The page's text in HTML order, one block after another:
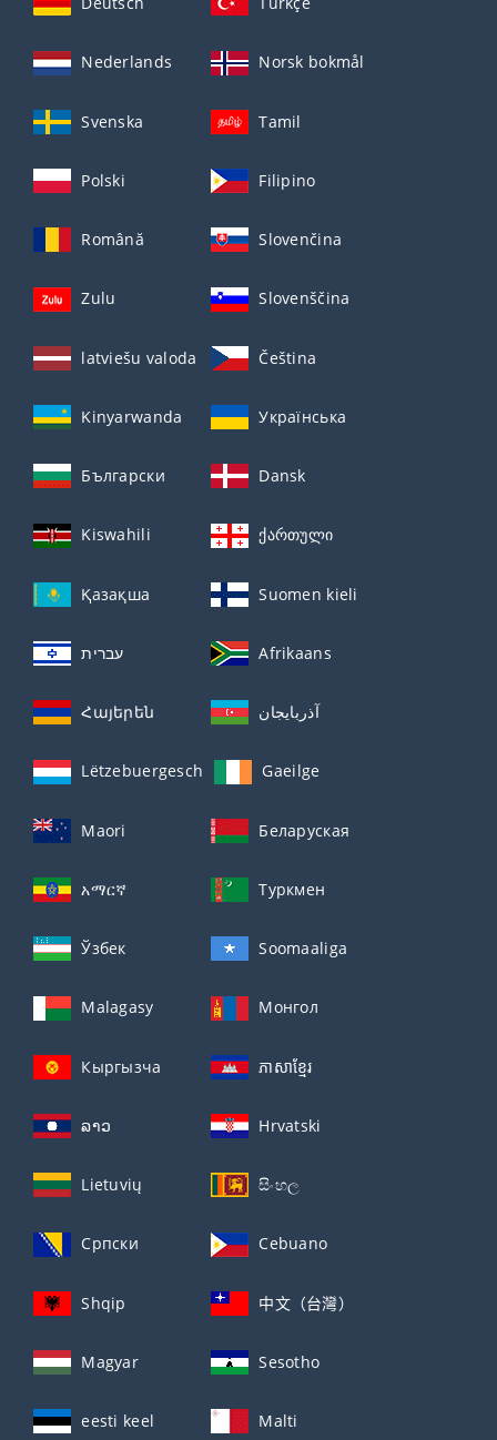
Nederlands Norsk bokmål
Svenska Tamil
Polski Filipino
Română Slovenčina
Zulu Slovenščina
latviešu valoda Čeština
Kinyarwanda Українська
Български Dansk
Kiswahili ქართული
Қазақша Suomen kieli
עברית Afrikaans
Հայերեն آذربايجان
Lëtzebuergesch Gaeilge
Maori Беларуская
አማርኛ Туркмен
Ўзбек Soomaaliga
Malagasy Монгол
Кыргызча ភាសាខ្មែរ
ລາວ Hrvatski
Lietuvių සිංහල
Српски Cebuano
Shqip 中文（台灣）
Magyar Sesotho
eesti keel Malti